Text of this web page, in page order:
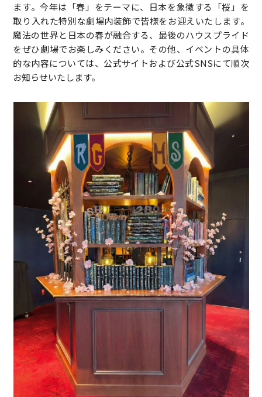
ます。今年は「春」をテーマに、日本を象徴する「桜」を
取り入れた特別な劇場内装飾で皆様をお迎えいたします。
魔法の世界と日本の春が融合する、最後のハウスプライド
をぜひ劇場でお楽しみください。その他、イベントの具体
的な内容については、公式サイトおよび公式SNSにて順次
お知らせいたします。